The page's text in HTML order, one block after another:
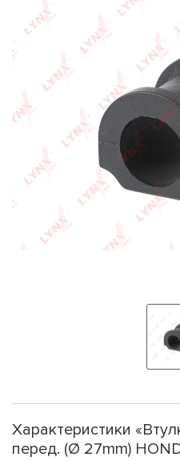
Характеристики
перед. (Ø 27mm)